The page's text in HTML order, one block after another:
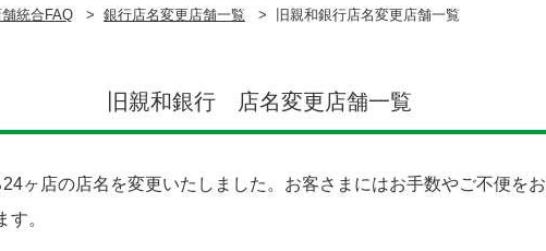
統合FAQ > 銀行店名変更店舗一覧 > 旧親和銀行店名変更店舗一覧
旧親和銀行 店名変更店舗一覧
ヶ店の店名を変更いたしました。お客さまにはお手数やご不便を
。